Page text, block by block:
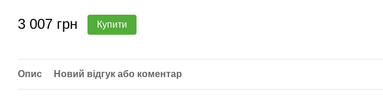
3 007 грн Купити
Опис Новий відгук або коментар